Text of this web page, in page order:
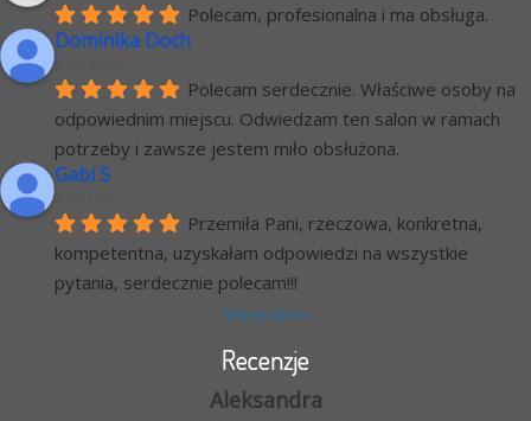
Polecam, profesionalna i ma obsługa.
Dominika Doch
Polecam serdecznie. Właściwe osoby na
odpowiednim miejscu. Odwiedzam ten salon w ramach
potrzeby i zawsze jestem miło obsłużona.
Gabi S
Przemiła Pani, rzeczowa, konkretna,
kompetentna, uzyskałam odpowiedzi na wszystkie
pytania, serdecznie polecam!!!
Więcej opinii
Recenzje
Aleksandra